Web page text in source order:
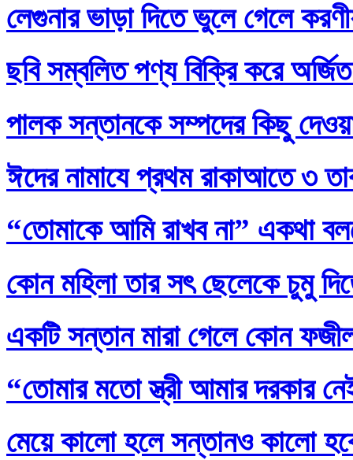
লেগুনার ভাড়া দিতে ভুলে গেলে
ছবি সম্বলিত পণ্য বিক্রি করে
পালক সন্তানকে সম্পদের কিছু
ঈদের নামাযে প্রথম রাকাআতে ৩
“তোমাকে আমি রাখব না” একথা
কোন মহিলা তার সৎ ছেলেকে চুমু
একটি সন্তান মারা গেলে কোন
“তোমার মতো স্ত্রী আমার দরকার
মেয়ে কালো হলে সন্তানও কালো